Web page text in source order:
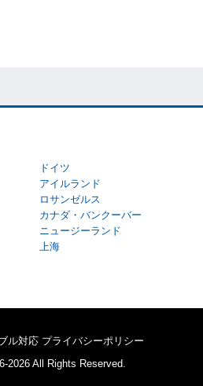
ドイツ
アイルランド
ロサンゼルス
カナダ・バンクーバー
ニュージーランド
上海
ル対応 プライバシーポリシー
2026 All Rights Reserved.